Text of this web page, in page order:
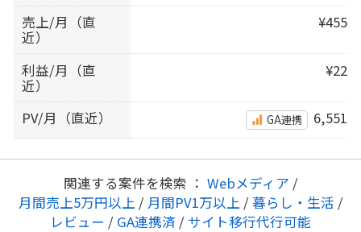
売上/月（直
近）
¥455
利益/月（直
近）
¥22
PV/月（直近） GA連携 6,551
関連する案件を検索 ： Webメディア /
月間売上5万円以上 / 月間PV1万以上 / 暮らし・生活 /
レビュー / GA連携済 / サイト移行代行可能